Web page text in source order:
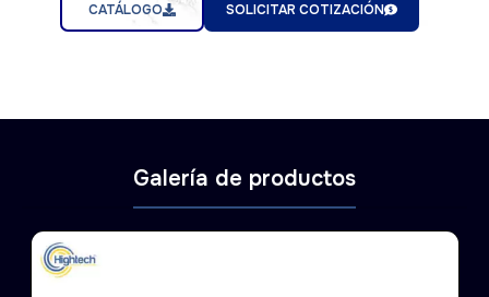
CATÁLOGO SOLICITAR COTIZACIÓN
Galería de productos